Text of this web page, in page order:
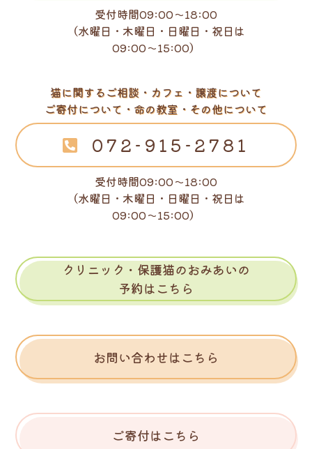
受付時間09:00～18:00
（水曜日・木曜日・日曜日・祝日は
09:00～15:00）
猫に関するご相談・カフェ・譲渡について
ご寄付について・命の教室・その他について
072-915-2781
受付時間09:00～18:00
（水曜日・木曜日・日曜日・祝日は
09:00～15:00）
クリニック・保護猫のおみあいの
予約はこちら
お問い合わせはこちら
ご寄付はこちら